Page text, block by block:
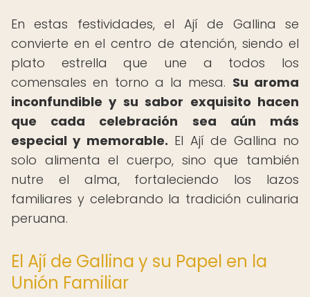
En estas festividades, el Ají de Gallina se
convierte en el centro de atención, siendo el
plato estrella que une a todos los
comensales en torno a la mesa. Su aroma
inconfundible y su sabor exquisito hacen
que cada celebración sea aún más
especial y memorable. El Ají de Gallina no
solo alimenta el cuerpo, sino que también
nutre el alma, fortaleciendo los lazos
familiares y celebrando la tradición culinaria
peruana.
El Ají de Gallina y su Papel en la
Unión Familiar